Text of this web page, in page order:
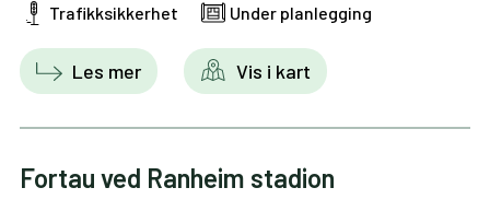
Trafikksikkerhet Under planlegging
Les mer Vis i kart
Fortau ved Ranheim stadion